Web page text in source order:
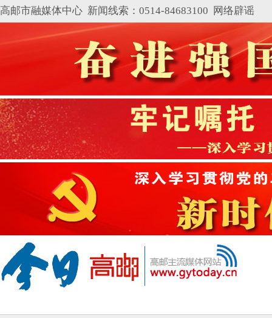
高邮市融媒体中心 新闻线索：0514-84683100 网络辟谣